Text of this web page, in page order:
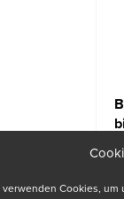
verwenden Cookies, um